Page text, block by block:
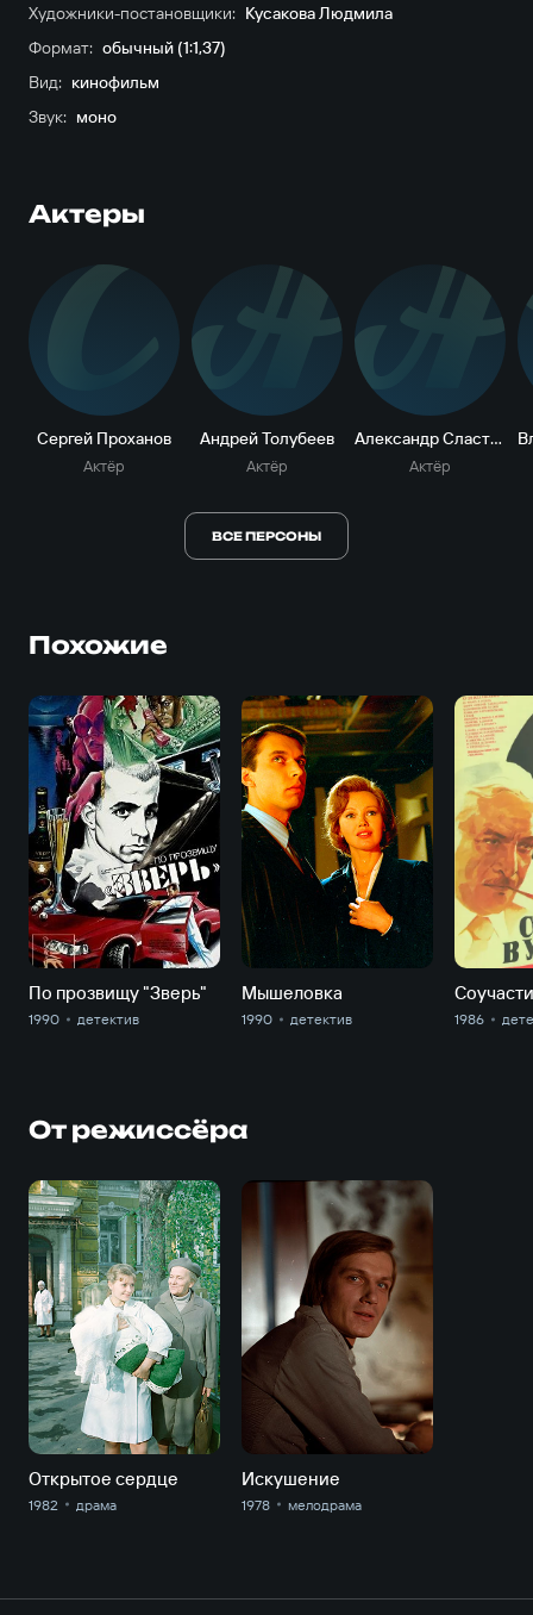
Художники-постановщики: Кусакова Людмила
Формат: обычный (1:1,37)
Вид: кинофильм
Звук: моно
Актеры
С
Сергей Проханов
Актёр
А
Андрей Толубеев
Актёр
А
Александр Сластин
Актёр
ВСЕ ПЕРСОНЫ
Похожие
По прозвищу "Зверь"
1990 детектив
Мышеловка
1990 детектив 1986
От режиссёра
Открытое сердце
1982 драма
Искушение
1978 мелодрама